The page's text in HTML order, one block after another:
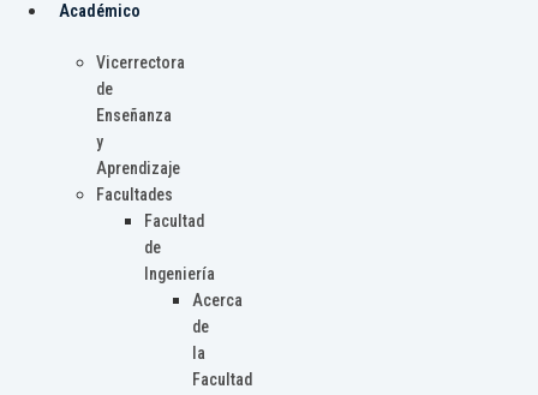
Académico
Vicerrectora
de
Enseñanza
y
Aprendizaje
Facultades
Facultad
de
Ingeniería
Acerca
de
la
Facultad